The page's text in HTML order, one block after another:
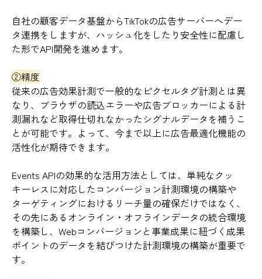
自社の顧客データ基盤からTikTokの広告サーバーへデー
タ連携をしますが、ハッシュ化をしたり安全性に配慮し
た形でAPI開発を進めます。
②精度
従来の広告効果計測で一般的なピクセルタグ計測とは異
なり、ブラウザの読込エラーや広告ブロッカーによる計
測漏れなど取得仕切れなかったシグナルデータを補うこ
とが可能です。よって、今まで以上に広告最適化機能の
活性化が期待できます。
Events APIの効果的な活用方法としては、単純なクッ
キーレスに対応したコンバージョン計測環境の構築や
ターゲティングにおけるリーチ量の確保だけではなく、
その先にあるオンライン・オフラインデータの統合環境
を構築し、Webコンバージョンと事業成果に紐づく成果
ポイントのデータを結びつけた計測環境の構築が重要で
す。